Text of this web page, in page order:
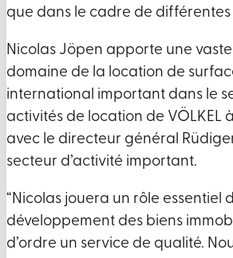
que dans le cadre de
Nicolas Jöpen apporte une
domaine de la location de
international important dans le
activités de location de VÖLKEL
avec le directeur général
secteur d’activité important.
“Nicolas jouera un rôle essentiel
développement des biens
d’ordre un service de qualité.